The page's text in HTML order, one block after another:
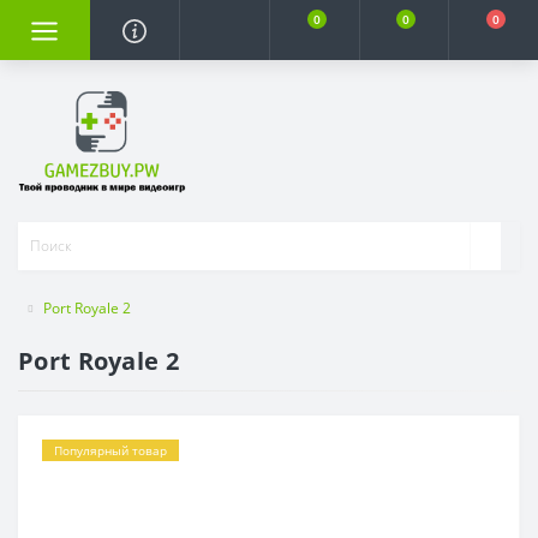
0 0 0
Port Royale 2
Port Royale 2
Популярный товар